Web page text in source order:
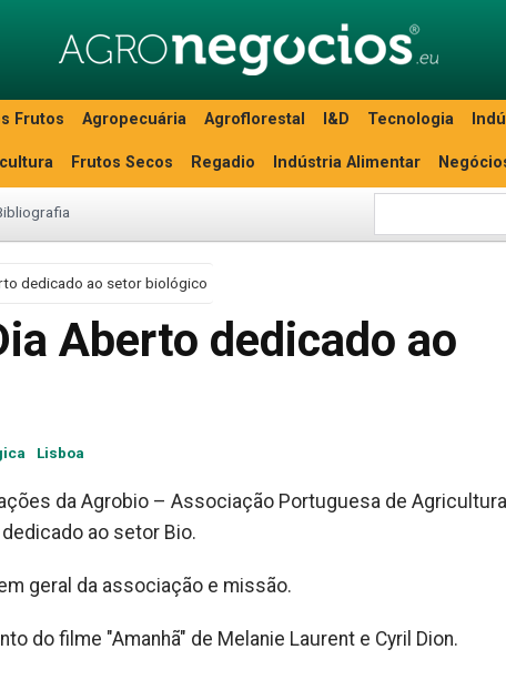
Frutos Agropecuária Agroflorestal I&D Tecnologia
Frutos Secos Regadio Indústria Alimentar
dedicado ao setor biológico
Aberto dedicado ao
Lisboa
da Agrobio – Associação Portuguesa de Agricultura
ao setor Bio.
geral da associação e missão.
do filme "Amanhã" de Melanie Laurent e Cyril Dion.